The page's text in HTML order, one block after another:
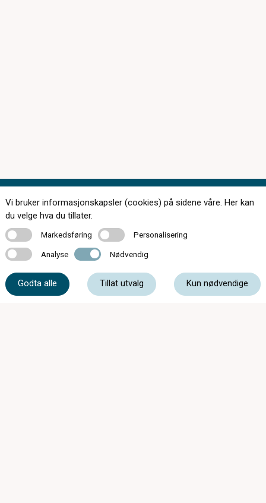
Kontakt oss
Vi bruker informasjonskapsler (cookies) på sidene våre. Her kan
du velge hva du tillater.
MarkedsføringMarkedsføring PersonaliseringPersonalisering
Analyse Analyse Nødvendig Nødvendig
Godta alle Tillat utvalg Kun nødvendige